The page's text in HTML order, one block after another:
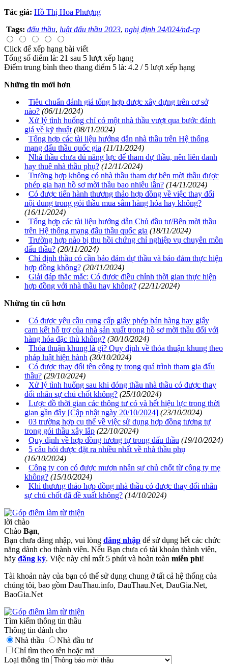
Tác giả: Hồ Thị Hoa Phượng
Tags: đấu thầu, luật đấu thầu 2023, nghị định 24/024/nđ-cp
Click để xếp hạng bài viết
Tổng số điểm là: 21 sau 5 lượt xếp hạng
Điểm trung bình theo thang điểm 5 là: 4.2 / 5 lượt xếp hạng
Những tin mới hơn
Tiêu chuẩn đánh giá tổng hợp được xây dựng trên cơ sở
nào? (06/11/2024)
Xử lý tình huống chỉ có một nhà thầu vượt qua bước đánh
giá về kỹ thuật (08/11/2024)
Tổng hợp các tài liệu hướng dẫn nhà thầu trên Hệ thống
mạng đấu thầu quốc gia (11/11/2024)
Nhà thầu chưa đủ năng lực để tham dự thầu, nên liên danh
hay thuê nhà thầu phụ? (12/11/2024)
Trường hợp không có nhà thầu tham dự bên mời thầu được
phép gia hạn hồ sơ mời thầu bao nhiêu lần? (14/11/2024)
Có được tiến hành thương thảo hợp đồng về việc thay đổi
nội dung trong gói thầu mua sắm hàng hóa hay không?
(16/11/2024)
Tổng hợp các tài liệu hướng dẫn Chủ đầu tư/Bên mời thầu
trên Hệ thống mạng đấu thầu quốc gia (18/11/2024)
Trường hợp nào bị thu hồi chứng chỉ nghiệp vụ chuyên môn
đấu thầu? (20/11/2024)
Chỉ định thầu có cần bảo đảm dự thầu và bảo đảm thực hiện
hợp đồng không? (20/11/2024)
Giải đáp thắc mắc: Có được điều chỉnh thời gian thực hiện
hợp đồng với nhà thầu hay không? (22/11/2024)
Những tin cũ hơn
Có được yêu cầu cung cấp giấy phép bán hàng hay giấy
cam kết hỗ trợ của nhà sản xuất trong hồ sơ mời thầu đối với
hàng hóa đặc thù không? (30/10/2024)
Thỏa thuận khung là gì? Quy định về thỏa thuận khung theo
pháp luật hiện hành (30/10/2024)
Có được thay đổi tên công ty trong quá trình tham gia đấu
thầu? (29/10/2024)
Xử lý tình huống sau khi đóng thầu nhà thầu có được thay
đổi nhân sự chủ chốt không? (25/10/2024)
Lược đồ thời gian các thông tư có và hết hiệu lực trong thời
gian gần đây [Cập nhật ngày 20/10/2024] (23/10/2024)
03 trường hợp cụ thể về việc sử dụng hợp đồng tương tự
trong gói thầu xây lắp (22/10/2024)
Quy định về hợp đồng tương tự trong đấu thầu (19/10/2024)
5 câu hỏi được đặt ra nhiều nhất về nhà thầu phụ
(16/10/2024)
Công ty con có được mượn nhân sự chủ chốt từ công ty mẹ
không? (15/10/2024)
Khi thương thảo hợp đồng nhà thầu có được thay đổi nhân
sự chủ chốt đã đề xuất không? (14/10/2024)
lời chào
Chào Bạn,
Bạn chưa đăng nhập, vui lòng đăng nhập để sử dụng hết các chức
năng dành cho thành viên. Nếu Bạn chưa có tài khoản thành viên,
hãy đăng ký. Việc này chỉ mất 5 phút và hoàn toàn miễn phí!
Tài khoản này của bạn có thể sử dụng chung ở tất cả hệ thống của
chúng tôi, bao gồm DauThau.info, DauThau.Net, DauGia.Net,
BaoGia.Net
Tìm kiếm thông tin thầu
Thông tin dành cho
Nhà thầu
Nhà đầu tư
Chỉ tìm theo tên hoặc mã
Loại thông tin